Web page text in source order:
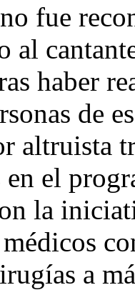
fue
al
haber
de
altruista
el
la
a